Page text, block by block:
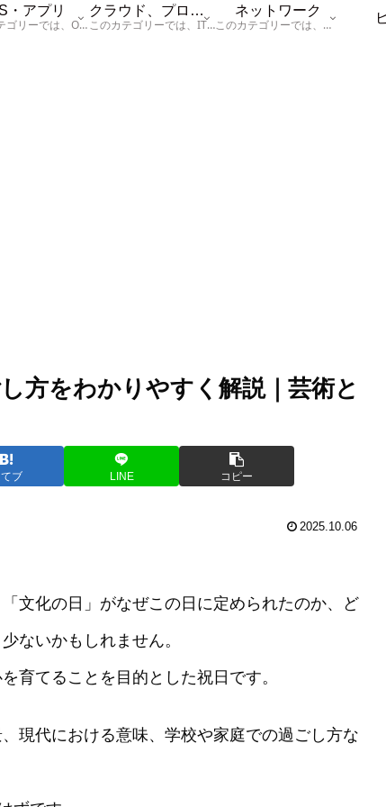
・アプリ
このカテゴリーでは、OSに関する情報を記載しています。
クラウド、プログラム
このカテゴリーでは、ITに関する基本的な情報として「ハードウェア、「サーバー」、「データベース、「ネットワーク」、「セキュリティ」、「プログラム」に関する情報を記載しています。
ネットワーク
このカテゴリーでは、「ネットワーク」に関する情報を記載しています。
方をわかりやすく解説｜芸術と
ブ LINE コピー
2025.10.06
文化の日」がなぜこの日に定められたのか、ど
ないかもしれません。
育てることを目的とした祝日です。
現代における意味、学校や家庭での過ごし方な